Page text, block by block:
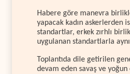
Habere göre manevra
yapacak kadın askerlerden
standartlar, erkek zırhlı
uygulanan standartlarla
Toplantıda dile getirilen
devam eden savaş ve